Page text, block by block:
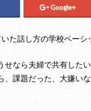
Google+
た話し方の学校ベーシ
なら夫婦で共有したい
課題だった、大嫌い